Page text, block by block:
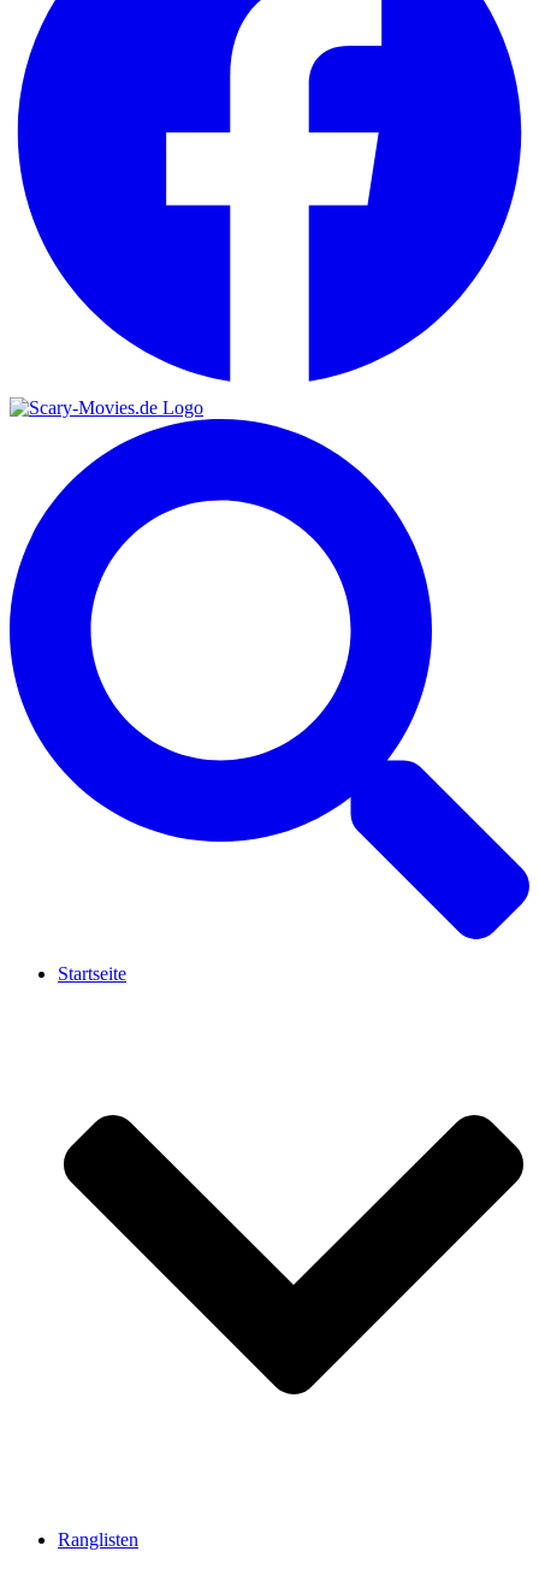
Startseite
Ranglisten